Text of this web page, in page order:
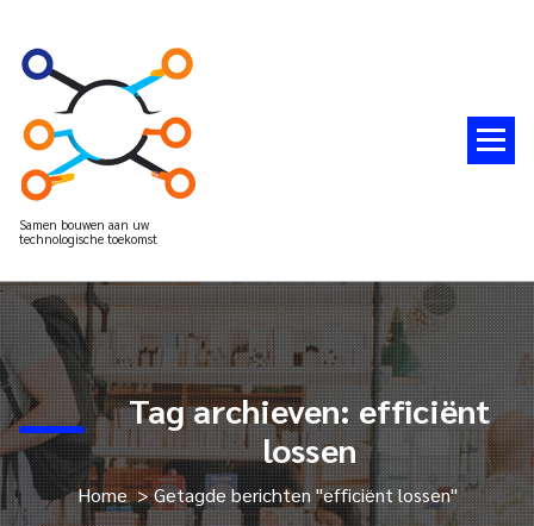
Samen bouwen aan uw
technologische toekomst
Tag archieven: efficiënt
lossen
Home>Getagde berichten "efficiënt lossen"